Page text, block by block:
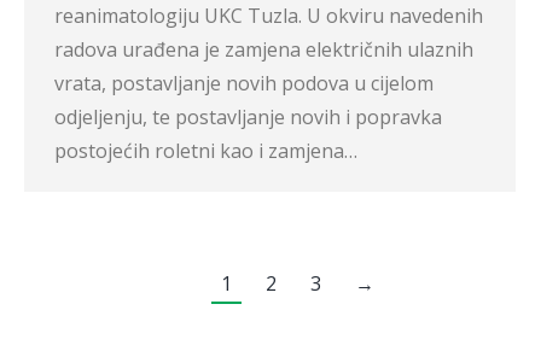
reanimatologiju UKC Tuzla. U okviru navedenih
radova urađena je zamjena električnih ulaznih
vrata, postavljanje novih podova u cijelom
odjeljenju, te postavljanje novih i popravka
postojećih roletni kao i zamjena…
1 2 3 →